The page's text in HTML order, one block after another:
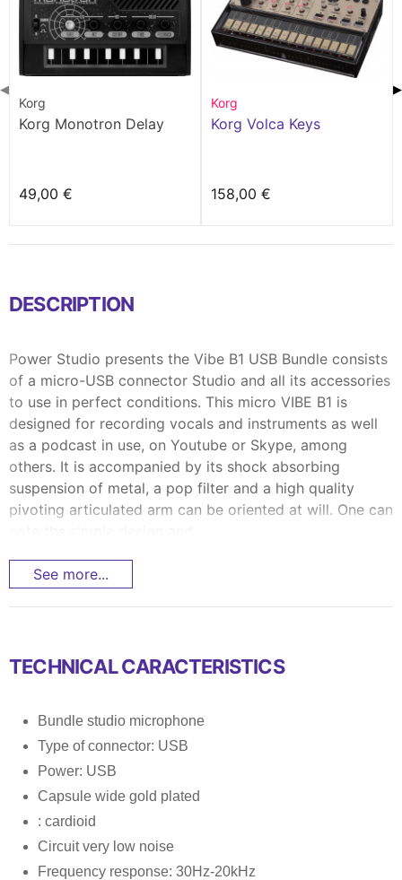
Korg
Korg Monotron Delay
49,00 €
Korg
Korg Volca Keys
158,00 €
◀ ▶
DESCRIPTION
Power Studio presents the Vibe B1 USB Bundle consists
of a micro-USB connector Studio and all its accessories
to use in perfect conditions. This micro VIBE B1 is
designed for recording vocals and instruments as well
as a podcast in use, on Youtube or Skype, among
others. It is accompanied by its shock absorbing
suspension of metal, a pop filter and a high quality
pivoting articulated arm can be oriented at will. One can
See more...
TECHNICAL CARACTERISTICS
Bundle studio microphone
Type of connector: USB
Power: USB
Capsule wide gold plated
: cardioid
Circuit very low noise
Frequency response: 30Hz-20kHz